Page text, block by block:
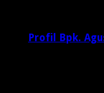
Profil Bpk.